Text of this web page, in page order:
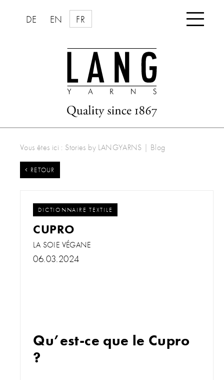
DE EN FR 
Vous êtes ici : Stories by LANGYARNS | Blog
 RETOUR
DICTIONNAIRE TEXTILE
CUPRO
LA SOIE VÉGANE
06.03.2024
Qu’est-ce que le Cupro
?